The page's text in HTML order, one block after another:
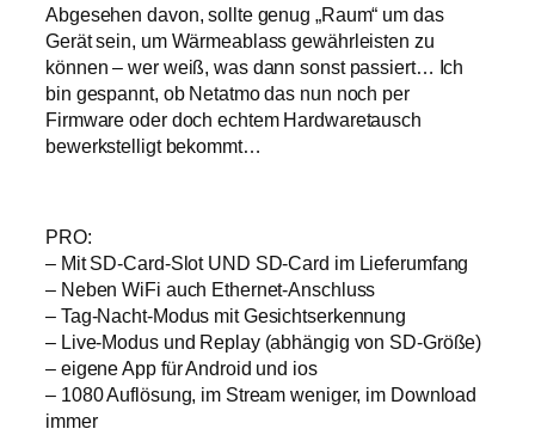
Abgesehen davon, sollte genug „Raum“ um das
Gerät sein, um Wärmeablass gewährleisten zu
können – wer weiß, was dann sonst passiert… Ich
bin gespannt, ob Netatmo das nun noch per
Firmware oder doch echtem Hardwaretausch
bewerkstelligt bekommt…
PRO:
– Mit SD-Card-Slot UND SD-Card im Lieferumfang
– Neben WiFi auch Ethernet-Anschluss
– Tag-Nacht-Modus mit Gesichtserkennung
– Live-Modus und Replay (abhängig von SD-Größe)
– eigene App für Android und ios
– 1080 Auflösung, im Stream weniger, im Download
immer